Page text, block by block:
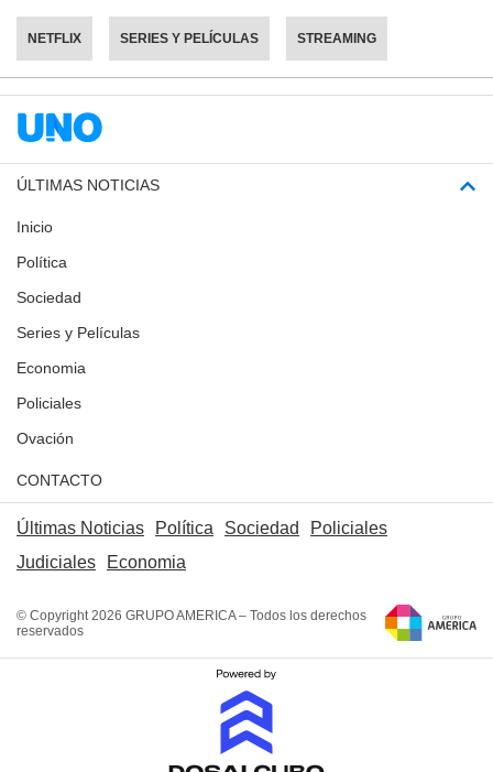
NETFLIX SERIES Y PELÍCULAS STREAMING
ÚLTIMAS NOTICIAS
Inicio
Política
Sociedad
Series y Películas
Economia
Policiales
Ovación
CONTACTO
Últimas Noticias Política Sociedad
Policiales
Judiciales
Economia
© Copyright 2026 GRUPO AMERICA – Todos los derechos
reservados